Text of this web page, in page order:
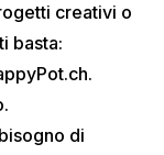
creativi o
basta:
.
di